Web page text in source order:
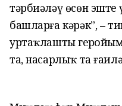
тәрбиәләү өсөн
башларға кәрәк”, –
уртаҡлашты
та, насарлыҡ та